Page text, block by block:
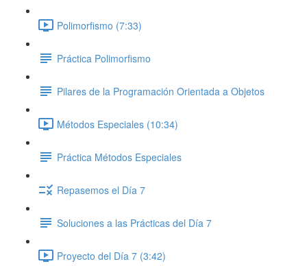
Polimorfismo (7:33)
Práctica Polimorfismo
Pilares de la Programación Orientada a Objetos
Métodos Especiales (10:34)
Práctica Métodos Especiales
Repasemos el Día 7
Soluciones a las Prácticas del Día 7
Proyecto del Día 7 (3:42)